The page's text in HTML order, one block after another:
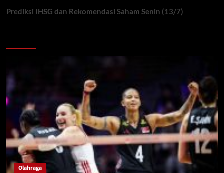
Prediksi IHSG dan Rekomendasi Saham Senin (13/7)
Olahraga